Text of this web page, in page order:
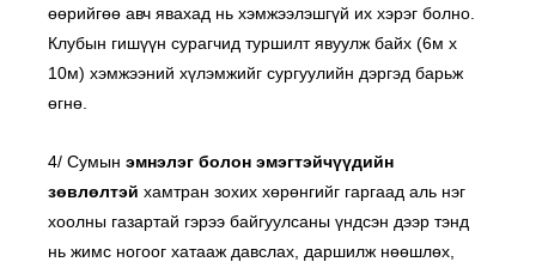
өөрийгөө авч явахад нь хэмжээлэшгүй их хэрэг болно.
Клубын гишүүн сурагчид туршилт явуулж байх (6м х
10м) хэмжээний хүлэмжийг сургуулийн дэргэд барьж
өгнө.
4/ Сумын эмнэлэг болон эмэгтэйчүүдийн
зөвлөлтэй хамтран зохих хөрөнгийг гаргаад аль нэг
хоолны газартай гэрээ байгуулсаны үндсэн дээр тэнд
нь жимс ногоог хатааж давслах, даршилж нөөшлөх,